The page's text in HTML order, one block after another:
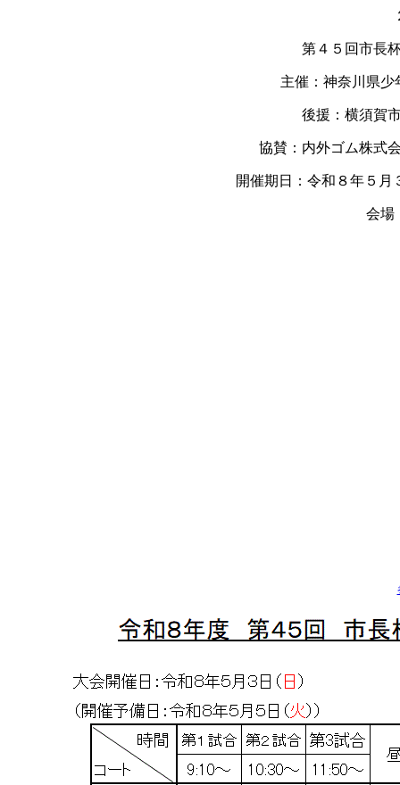
第４５回市長
主催：神奈川県
後援：横須賀
協賛：内外ゴム株式
開催期日：令和８年５月
会場